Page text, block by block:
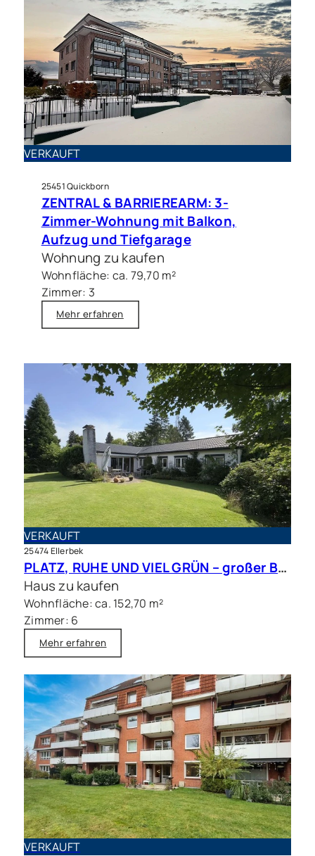
Haus zu kaufen in Quickborn
Willkommen Zuhause:
Familienglück in Quickborn mit
Herz und Raum
VERKAUFT
25451 Quickborn
ZENTRAL & BARRIEREARM: 3-
Zimmer-Wohnung mit Balkon,
Aufzug und Tiefgarage
Wohnung zu kaufen
Wohnfläche: ca. 79,70 m²
Zimmer: 3
Mehr erfahren
VERKAUFT
25474 Ellerbek
PLATZ, RUHE UND VIEL GRÜN – großer Bungalow mit Traumgrundstück in bester Lage
Haus zu kaufen
Wohnfläche: ca. 152,70 m²
Zimmer: 6
Mehr erfahren
VERKAUFT